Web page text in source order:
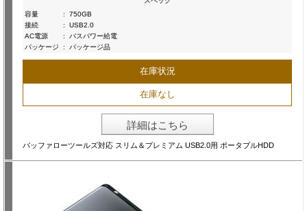
容量
:
750GB
接続
:
USB2.0
AC電源
:
バスパワー給電
パッケージ
: パッケージ品
在庫状況
在庫なし
詳細はこちら
バッファローツールズ対応 スリム＆プレミアム USB2.0用 ポータブルHDD